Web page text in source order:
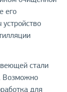
его
стали
Возможно
для